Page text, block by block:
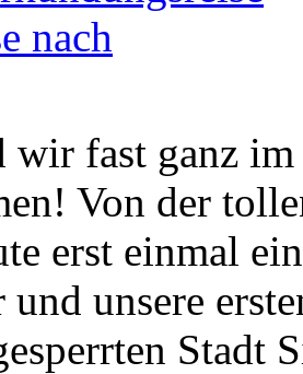
wir fast ganz
Von der
erst einmal
unsere
Stadt